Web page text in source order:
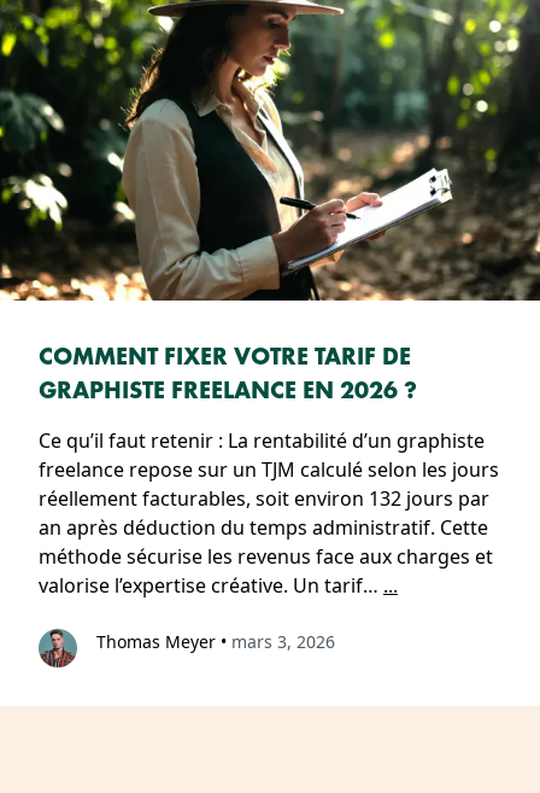
COMMENT FIXER VOTRE TARIF DE
GRAPHISTE FREELANCE EN 2026 ?
Ce qu’il faut retenir : La rentabilité d’un graphiste
freelance repose sur un TJM calculé selon les jours
réellement facturables, soit environ 132 jours par
an après déduction du temps administratif. Cette
méthode sécurise les revenus face aux charges et
valorise l’expertise créative. Un tarif… ...
Thomas Meyer • mars 3, 2026